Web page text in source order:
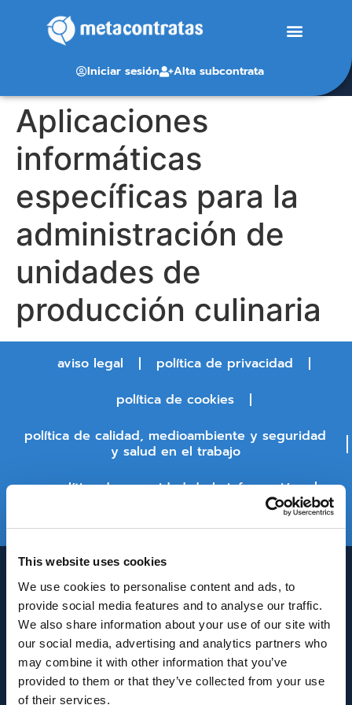
This website uses cookies
We use cookies to personalise content and ads, to
provide social media features and to analyse our traffic.
We also share information about your use of our site with
our social media, advertising and analytics partners who
may combine it with other information that you’ve
provided to them or that they’ve collected from your use
of their services.
Iniciar sesión Alta subcontrata
Aplicaciones
informáticas
específicas para la
administración de
unidades de
producción culinaria
aviso legal
política de privacidad
política de cookies
política de calidad, medioambiente y seguridad
y salud en el trabajo
política de seguridad de la información
estado de la plataforma
INNOVACIÓN Y DESARROLLO DE ANDALUCÍA